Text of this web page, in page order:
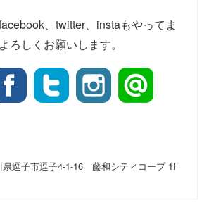
、twitter、instaもやってま
ろしくお願いします。
逗子市逗子4-1-16 藤和シティコープ 1F